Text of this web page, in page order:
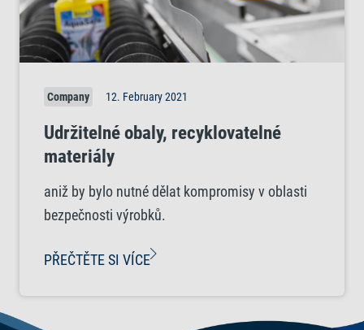
Company 12. February 2021
Udržitelné obaly, recyklovatelné
materiály
aniž by bylo nutné dělat kompromisy v oblasti
bezpečnosti výrobků.
PŘEČTĚTE SI VÍCE